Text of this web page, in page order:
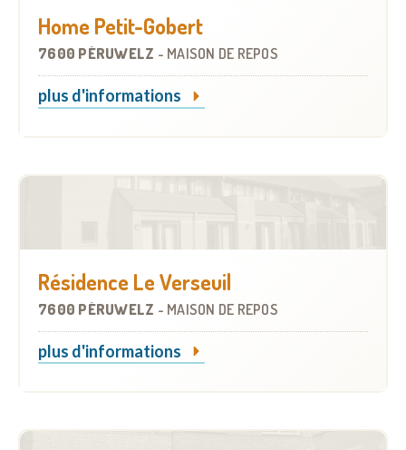
Home Petit-Gobert
7600 PÉRUWELZ - MAISON DE REPOS
plus d'informations
Résidence Le Verseuil
7600 PÉRUWELZ - MAISON DE REPOS
plus d'informations